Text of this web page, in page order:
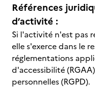
Références
d’activité :
Si l'activité n'est pas
elle s'exerce dans le
réglementations
d'accessibilité
personnelles (RGPD).